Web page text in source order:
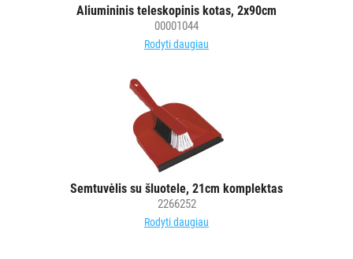
Aliumininis teleskopinis kotas, 2x90cm
00001044
Rodyti daugiau
Semtuvėlis su šluotele, 21cm komplektas
2266252
Rodyti daugiau